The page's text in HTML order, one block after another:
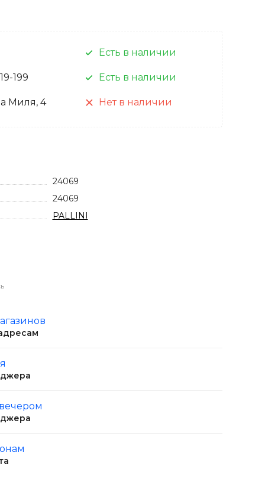
Есть в наличии
199 Есть в наличии
Миля, 4 Нет в наличии
24069
24069
PALLINI